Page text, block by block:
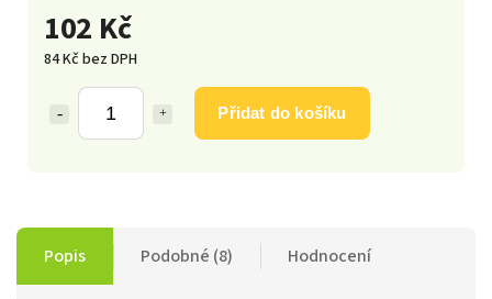
102 Kč
84 Kč bez DPH
Přidat do košíku
Popis Podobné (8) Hodnocení